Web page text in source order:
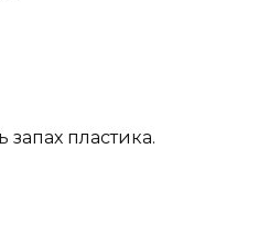
запах пластика.